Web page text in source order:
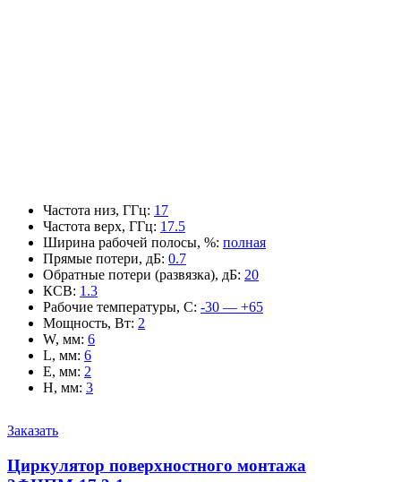
Частота низ, ГГц: 17
Частота верх, ГГц: 17.5
Ширина рабочей полосы, %: полная
Прямые потери, дБ: 0.7
Обратные потери (развязка), дБ: 20
КСВ: 1.3
Рабочие температуры, С: -30 — +65
Мощность, Вт: 2
W, мм: 6
L, мм: 6
E, мм: 2
H, мм: 3
Заказать
Циркулятор поверхностного монтажа